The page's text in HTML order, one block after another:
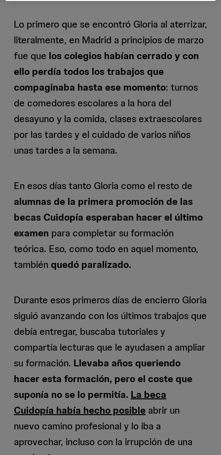
Lo primero que se encontró Gloria al aterrizar,
literalmente, en Madrid a principios de marzo
fue que los colegios habían cerrado y con
ello perdía todos los trabajos que
compaginaba hasta ese momento: turnos
de comedores escolares a la hora del
desayuno y la comida, clases extraescolares
por las tardes y el cuidado de varios niños
unas tardes a la semana.
En esos días tanto Gloria como el resto de
alumnas de la primera promoción de las
becas Cuidopía esperaban hacer el último
examen para completar su formación
teórica. Eso, como todo en aquel momento,
también quedó paralizado.
Durante esos primeros días de encierro Gloria
siguió avanzando con los últimos trabajos que
debía entregar, buscaba tutoriales y
compartía lecturas que le ayudasen a ampliar
su formación. Llevaba años queriendo
hacer esta formación, pero el coste que
suponía no se lo permitía. La beca
Cuidopía había hecho posible abrir un
nuevo camino profesional y lo iba a
aprovechar, incluso con la irrupción de una